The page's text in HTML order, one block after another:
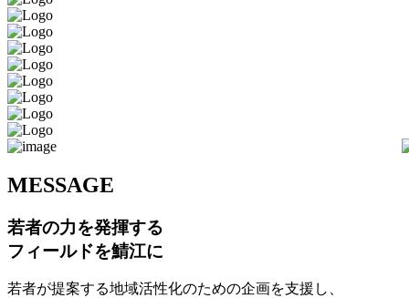
MESSAGE
若者の力を発揮する
フィールドを鯖江に
若者が提案する地域活性化のための企画を支援し、